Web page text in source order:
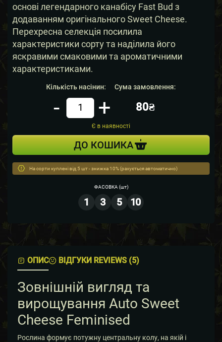
основі легендарного канабісу Fast Bud з
додаванням оригінального Sweet Cheese.
Перехресна селекція посилила
характеристики сорту та наділила його
яскравими смаковими та ароматичними
характеристиками.
Кількість насінин:
Кiлькiсть
- +
Сума замовлення:
80₴
Є в наявності
ДО КОШИКА
На сорти куплені від 5 шт - знижка 10% (рахується автоматично)
ФАСОВКА (шт)
1 3 5 10
ОПИС ВІДГУКИ REVIEWS (5)
Зовнішній вигляд та
вирощування Auto Sweet
Cheese Feminised
Рослина формує потужну центральну колу, на якій і